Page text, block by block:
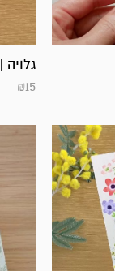
גלויה |
₪15